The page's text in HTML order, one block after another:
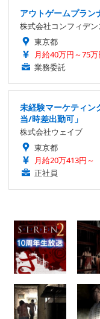
アウトゲームプラン
株式会社コンフィデン
東京都
月給40万円～75万
業務委託
未経験マーケティン
当/時差出勤可」
株式会社ウェイブ
東京都
月給20万413円～
正社員